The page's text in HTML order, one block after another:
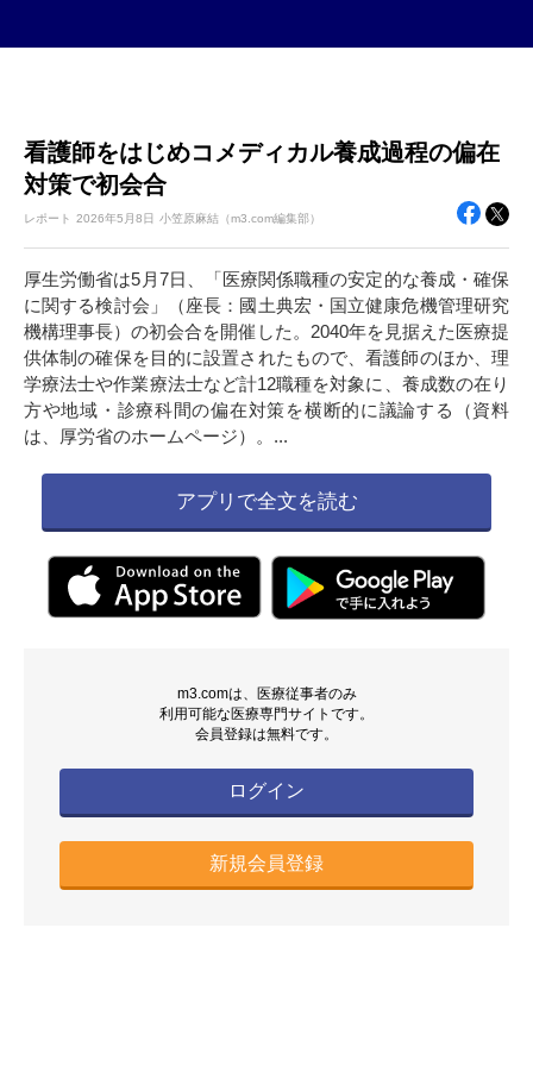
看護師をはじめコメディカル養成過程の偏在
対策で初会合
レポート 2026年5月8日 小笠原麻結（m3.com編集部）
厚生労働省は5月7日、「医療関係職種の安定的な養成・確保
に関する検討会」（座長：國土典宏・国立健康危機管理研究
機構理事長）の初会合を開催した。2040年を見据えた医療提
供体制の確保を目的に設置されたもので、看護師のほか、理
学療法士や作業療法士など計12職種を対象に、養成数の在り
方や地域・診療科間の偏在対策を横断的に議論する（資料
は、厚労省のホームページ）。...
アプリで全文を読む
m3.comは、医療従事者のみ
利用可能な医療専門サイトです。
会員登録は無料です。
ログイン
新規会員登録